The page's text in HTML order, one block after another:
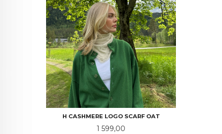
H CASHMERE LOGO SCARF OAT
Pris
1 599,00